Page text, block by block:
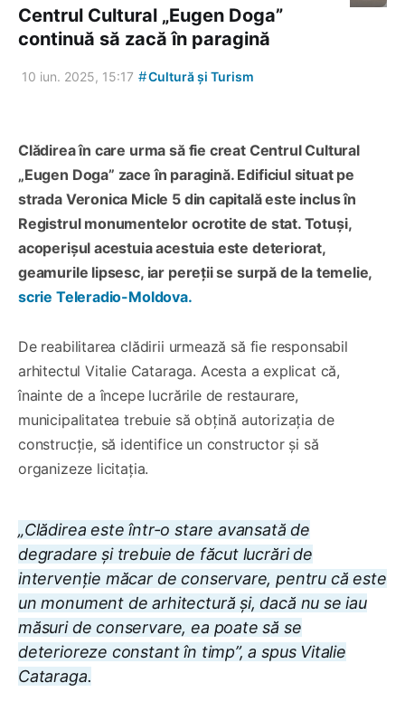
Centrul Cultural „Eugen Doga”
continuă să zacă în paragină
10 iun. 2025, 15:17 #Cultură și Turism
Clădirea în care urma să fie creat Centrul Cultural
„Eugen Doga” zace în paragină. Edificiul situat pe
strada Veronica Micle 5 din capitală este inclus în
Registrul monumentelor ocrotite de stat. Totuși,
acoperișul acestuia acestuia este deteriorat,
geamurile lipsesc, iar pereții se surpă de la temelie,
scrie Teleradio-Moldova.
De reabilitarea clădirii urmează să fie responsabil
arhitectul Vitalie Cataraga. Acesta a explicat că,
înainte de a începe lucrările de restaurare,
municipalitatea trebuie să obțină autorizația de
construcție, să identifice un constructor și să
organizeze licitația.
„Clădirea este într-o stare avansată de
degradare și trebuie de făcut lucrări de
intervenție măcar de conservare, pentru că este
un monument de arhitectură și, dacă nu se iau
măsuri de conservare, ea poate să se
deterioreze constant în timp”, a spus Vitalie
Cataraga.